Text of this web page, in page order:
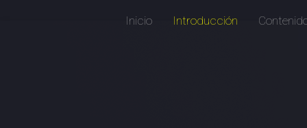
Inicio Introducción